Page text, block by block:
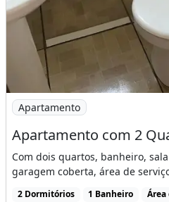
Imagem: Apartamento com 2
Apartamento
Apartamento com 2
Com dois quartos, banheiro,
garagem coberta, área de
2 Dormitórios 1 Banheiro Área